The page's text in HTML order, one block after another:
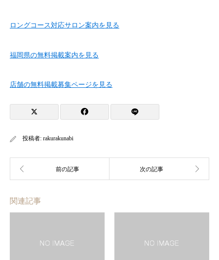
ロングコース対応サロン案内を見る
福岡県の無料掲載案内を見る
店舗の無料掲載募集ページを見る
投稿者: rakurakunabi
関連記事